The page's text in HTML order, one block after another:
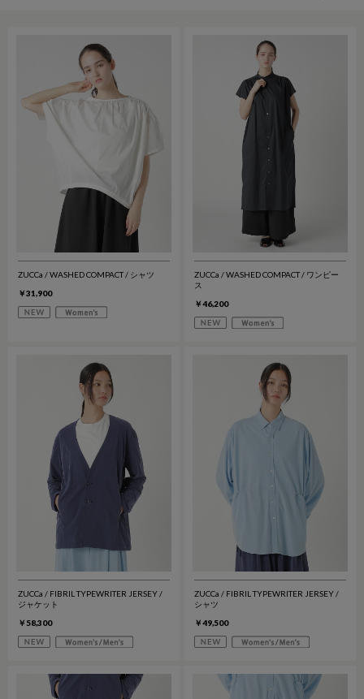
ZUCCa / WASHED COMPACT / シャツ
￥31,900
ZUCCa / WASHED COMPACT / ワンピー
ス
￥46,200
ZUCCa / FIBRIL TYPEWRITER JERSEY /
ジャケット
￥58,300
ZUCCa / FIBRIL TYPEWRITER JERSEY /
シャツ
￥49,500